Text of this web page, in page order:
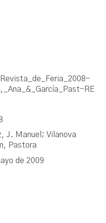
RE
J. Manuel; Vilanova
Pastora
de 2009